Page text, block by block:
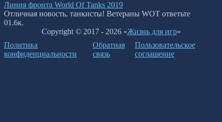
Линия фронта World Of Tanks 2019
Отличная новость, танкисты! Ветераны WOT ответьте
01.6к.
Copyright © 2017 - 2026 «Жизнь для игр»
Политика
конфиденциальности
Обратная
связь
Пользовательское
соглашение